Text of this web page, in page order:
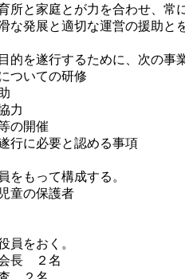
と家庭とが力を合わせ、常
な発展と適切な運営の援助と
を遂行するために、次の事
ついての研修
力
の開催
行に必要と認める事項
もって構成する。
童の保護者
をおく。
長 ２名